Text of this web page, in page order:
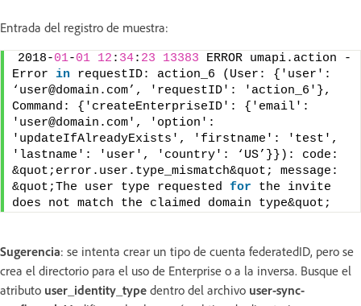
Entrada del registro de muestra:
2018-01-01 12 : 34: 23 13383 ERROR umapi.action -
Error in requestID: action_6 (User: {'user':
‘user@domain.com’, 'requestID': 'action_6'},
Command: {'createEnterpriseID': {'email':
'user@domain.com', 'option':
'updateIfAlreadyExists', 'firstname': 'test',
'lastname': 'user', 'country': ‘US’}}): code:
&quot;error.user.type_mismatch&quot; message:
&quot;The user type requested for the invite
does not match the claimed domain type&quot;
Sugerencia: se intenta crear un tipo de cuenta federatedID, pero se
crea el directorio para el uso de Enterprise o a la inversa. Busque el
atributo user_identity_type dentro del archivo user-sync-